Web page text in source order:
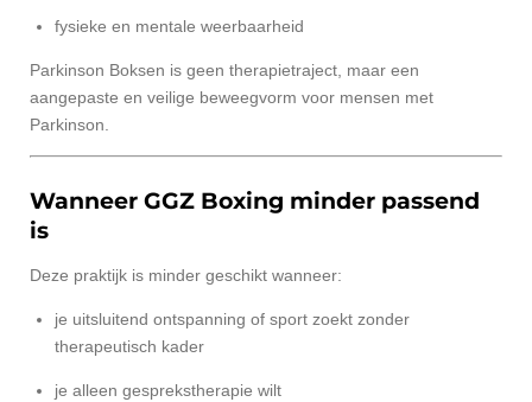
fysieke en mentale weerbaarheid
Parkinson Boksen is geen therapietraject, maar een
aangepaste en veilige beweegvorm voor mensen met
Parkinson.
Wanneer GGZ Boxing minder passend
is
Deze praktijk is minder geschikt wanneer:
je uitsluitend ontspanning of sport zoekt zonder
therapeutisch kader
je alleen gesprekstherapie wilt